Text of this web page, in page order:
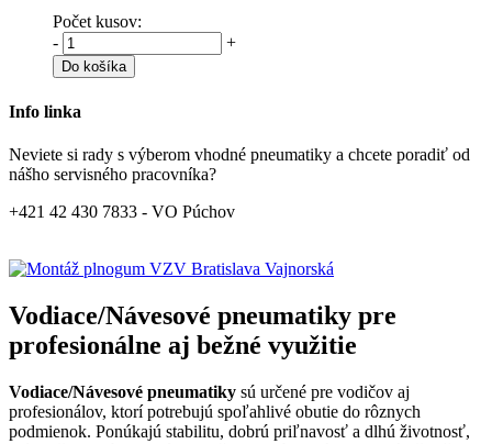
Počet kusov:
-
+
Do košíka
Info linka
Neviete si rady s výberom vhodné pneumatiky a chcete poradiť od
nášho servisného pracovníka?
+421 42 430 7833 - VO Púchov
Vodiace/Návesové pneumatiky pre
profesionálne aj bežné využitie
Vodiace/Návesové pneumatiky sú určené pre vodičov aj
profesionálov, ktorí potrebujú spoľahlivé obutie do rôznych
podmienok. Ponúkajú stabilitu, dobrú priľnavosť a dlhú životnosť,